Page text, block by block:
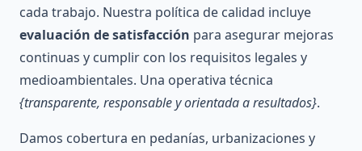
cada trabajo. Nuestra política de calidad incluye
evaluación de satisfacción para asegurar mejoras
continuas y cumplir con los requisitos legales y
medioambientales. Una operativa técnica
{transparente, responsable y orientada a resultados}.
Damos cobertura en pedanías, urbanizaciones y